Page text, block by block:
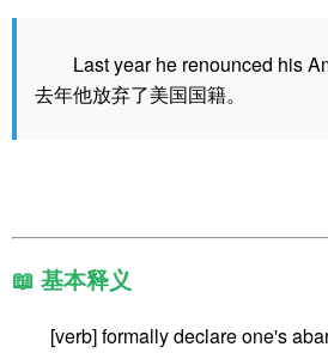
Last year he renounced his
去年他放弃了美国国籍。
📖 基本释义
[verb] formally declare one's